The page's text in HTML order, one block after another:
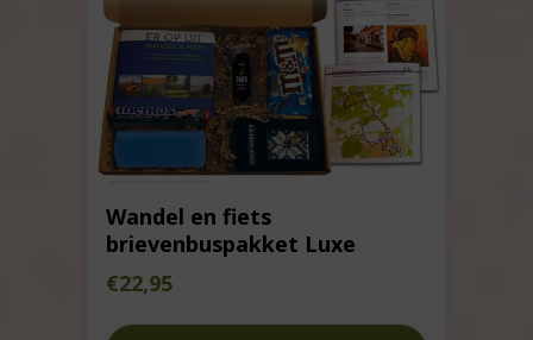
Wandel en fiets
brievenbuspakket Luxe
€22,95